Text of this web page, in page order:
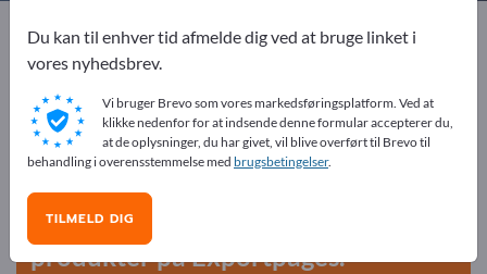
Exportpages Kemi & Farma
Farver & lakker
Grundingsmiddel
Annoncer gratis på Exportpages!
Behov – Tilbud – Brugte varer – Forretningskontakter >>
start her
Offentliggør din virksomhed og dine
produkter på Exportpages.
Du kan til enhver tid afmelde dig ved at bruge linket i
vores nyhedsbrev.
Vi bruger Brevo som vores markedsføringsplatform. Ved at
klikke nedenfor for at indsende denne formular accepterer du,
at de oplysninger, du har givet, vil blive overført til Brevo til
behandling i overensstemmelse med brugsbetingelser.
TILMELD DIG